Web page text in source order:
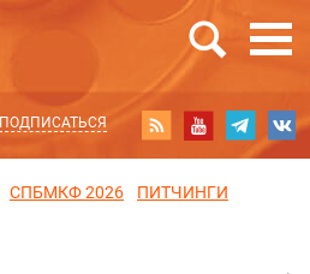
ПОДПИСАТЬСЯ
СПБМКФ 2026
ПИТЧИНГИ